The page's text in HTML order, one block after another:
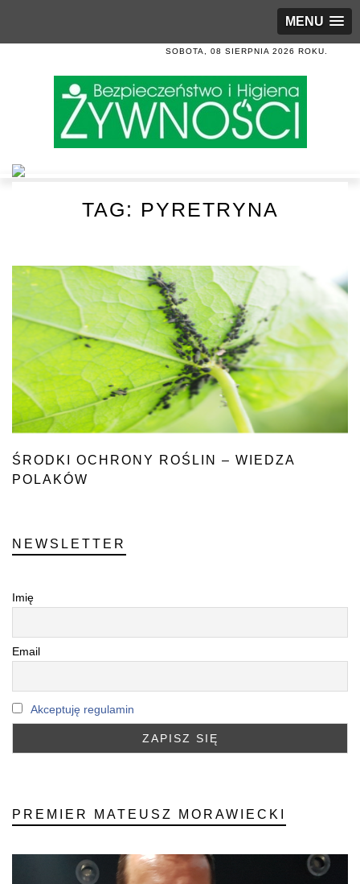
MENU
SOBOTA, 08 SIERPNIA 2026 ROKU.
TAG: PYRETRYNA
ŚRODKI OCHRONY ROŚLIN – WIEDZA
POLAKÓW
NEWSLETTER
Imię
Email
Akceptuję regulamin
PREMIER MATEUSZ MORAWIECKI